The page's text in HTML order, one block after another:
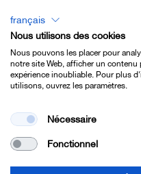
Lexicon - Français
Imprint
Contact
français
Nous utilisons des cookies
Nous pouvons les placer pour
notre site Web, afficher un
expérience inoubliable. Pour plus
utilisons, ouvrez les paramètres.
Nécessaire
Fonctionnel